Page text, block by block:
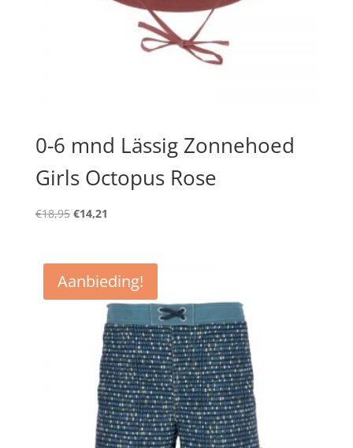
0-6 mnd Lässig Zonnehoed
Girls Octopus Rose
€18,95 Oorspronkelijke
€18,95.
€14,21
€14,21.
Aanbieding!